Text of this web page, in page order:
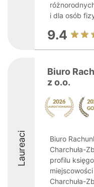
i dla osób
9.4
Laureaci
Biuro
z o.o.
Biuro
Charchuła-
profilu
Charchuła-